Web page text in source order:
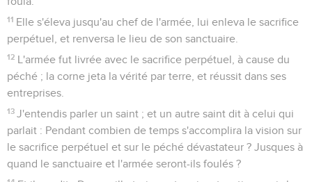
11 Elle s'éleva jusqu'au chef de l'armée, lui enleva le sacrifice
perpétuel, et renversa le lieu de son sanctuaire.
12 L'armée fut livrée avec le sacrifice perpétuel, à cause du
péché ; la corne jeta la vérité par terre, et réussit dans ses
entreprises.
13 J'entendis parler un saint ; et un autre saint dit à celui qui
parlait : Pendant combien de temps s'accomplira la vision sur
le sacrifice perpétuel et sur le péché dévastateur ? Jusques à
quand le sanctuaire et l'armée seront-ils foulés ?